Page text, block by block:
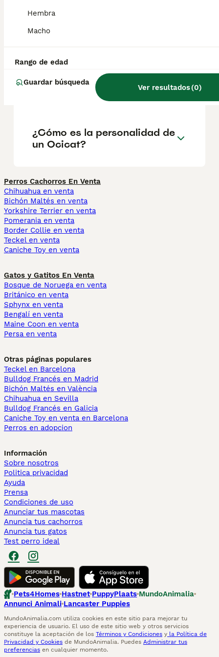
Hembra
Macho
Rango de edad
Guardar búsqueda
Ver resultados(0)
debido a su carácter amigable.
Ocicat?
¿Qué es un Ocicat?
¿Cómo es la personalidad de
un Ocicat?
Perros Cachorros En Venta
Chihuahua en venta
Bichón Maltés en venta
Yorkshire Terrier en venta
Pomerania en venta
Border Collie en venta
Teckel en venta
Caniche Toy en venta
Gatos y Gatitos En Venta
Bosque de Noruega en venta
Británico en venta
Sphynx en venta
Bengalí en venta
Maine Coon en venta
Persa en venta
Otras páginas populares
Teckel en Barcelona
Bulldog Francés en Madrid
Bichón Maltés en València
Chihuahua en Sevilla
Bulldog Francés en Galicia
Caniche Toy en venta en Barcelona
Perros en adopcion
Información
Sobre nosotros
Politica privacidad
Ayuda
Prensa
Condiciones de uso
Anunciar tus mascotas
Anuncia tus cachorros
Anuncia tus gatos
Test perro ideal
Pets4Homes Hastnet PuppyPlaats MundoAnimalia
Annunci Animali Lancaster Puppies
MundoAnimalia.com utiliza cookies en este sitio para mejorar tu
experiencia de usuario. El uso de este sitio web y otros servicios
constituye la aceptación de los Términos y Condiciones y la Política de
Privacidad y Cookies de MundoAnimalia. Puedes Administrar tus
preferencias en cualquier momento.